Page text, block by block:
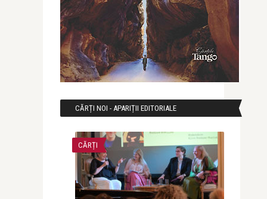
CĂRȚI NOI - APARIȚII EDITORIALE
CĂRȚI